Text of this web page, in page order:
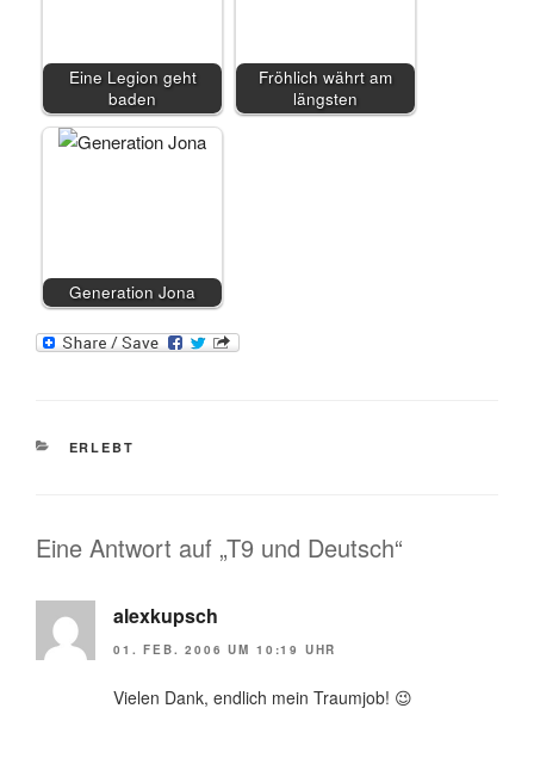
Eine Legion geht
baden
Fröhlich währt am
längsten
Generation Jona
KATEGORIEN
ERLEBT
Eine Antwort auf „T9 und Deutsch“
alexkupsch
01. FEB. 2006 UM 10:19 UHR
Vielen Dank, endlich mein Traumjob! 😉